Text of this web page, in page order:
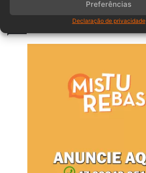
Preferências
Declaração de privacidade
Anuncia – Lateral